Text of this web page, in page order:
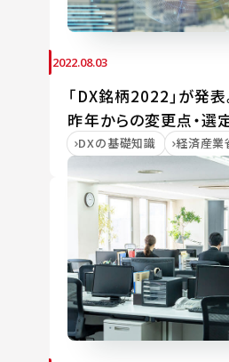
2022.08.03
「DX銘柄2022」が発
昨年からの変更点・選
DXの基礎知識 経済産業